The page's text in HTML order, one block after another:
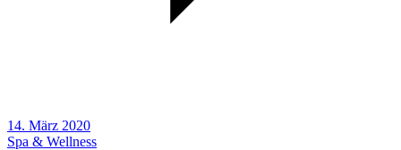
14. März 2020
Spa & Wellness